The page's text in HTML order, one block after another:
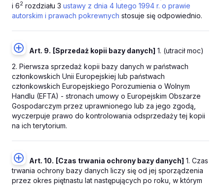
i 62 rozdziału 3 ustawy z dnia 4 lutego 1994 r. o prawie
autorskim i prawach pokrewnych stosuje się odpowiednio.
Art. 9. [Sprzedaż kopii bazy danych] 1. (utracił moc)
2. Pierwsza sprzedaż kopii bazy danych w państwach
członkowskich Unii Europejskiej lub państwach
członkowskich Europejskiego Porozumienia o Wolnym
Handlu (EFTA) - stronach umowy o Europejskim Obszarze
Gospodarczym przez uprawnionego lub za jego zgodą,
wyczerpuje prawo do kontrolowania odsprzedaży tej kopii
na ich terytorium.
Art. 10. [Czas trwania ochrony bazy danych] 1. Czas
trwania ochrony bazy danych liczy się od jej sporządzenia
przez okres piętnastu lat następujących po roku, w którym